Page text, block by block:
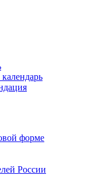
форме
России